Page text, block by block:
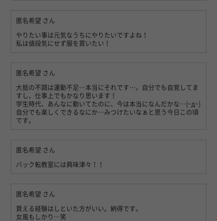
匿名希望 さん
やりたい事は元気なうちにやりたいですよね！
私は値段気にせず服を買いたい！
匿名希望 さん
大抵の不調は運動不足…本当にそれです…。自分でも自覚してま
すし、仕事上でもかなり思います！
学生時代、あんなに動いてたのに、今は本当になんだかな…(ｰдｰ)
自分でも楽しくできるなにか…みつけたいなぁと思う今日この頃
です。
匿名希望 さん
バック転教室には興味津々！！
匿名希望 さん
買える経験はしといた方がいい。納得です。
女風もしかり…笑